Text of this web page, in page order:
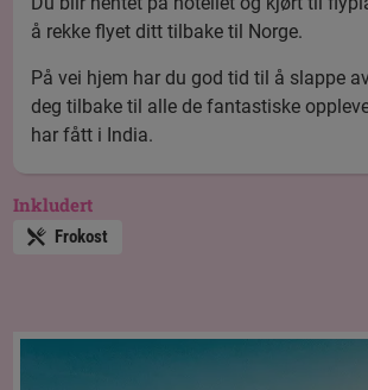
å rekke flyet ditt tilbake til Norge.
På vei hjem har du god tid til å slappe
deg tilbake til alle de fantastiske
har fått i India.
Inkludert
Frokost